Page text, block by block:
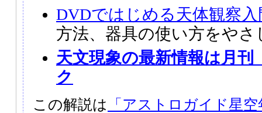
DVDではじめる天体観察入
方法、器具の使い方をやさ
天文現象の最新情報は月
ク
この解説は
「アストロガイド星